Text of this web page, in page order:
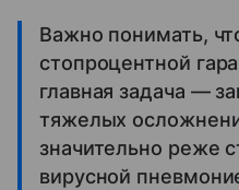
Важно понимать,
стопроцентной
главная задача —
тяжелых
значительно реже
вирусной